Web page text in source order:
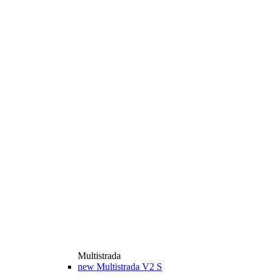
Multistrada
new Multistrada V2 S